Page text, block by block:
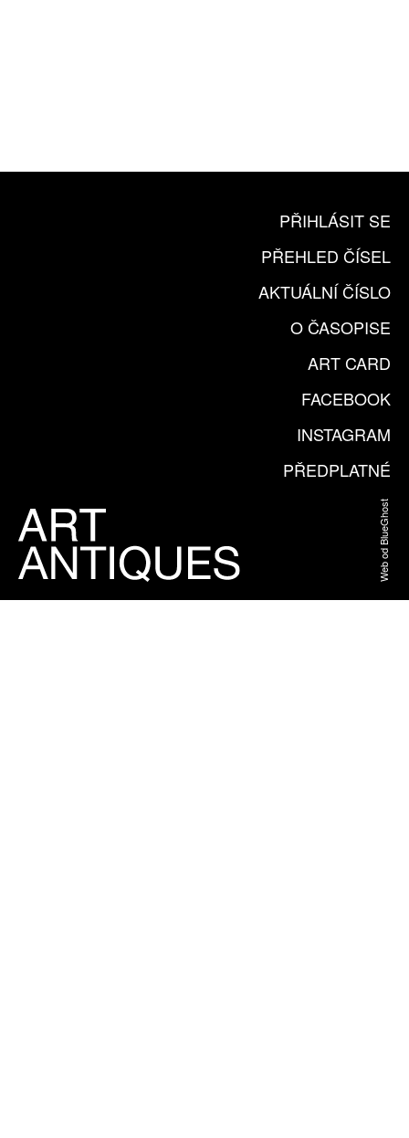
PŘIHLÁSIT SE
PŘEHLED ČÍSEL
AKTUÁLNÍ ČÍSLO
O ČASOPISE
ART CARD
FACEBOOK
INSTAGRAM
PŘEDPLATNÉ
Web od BlueGhost